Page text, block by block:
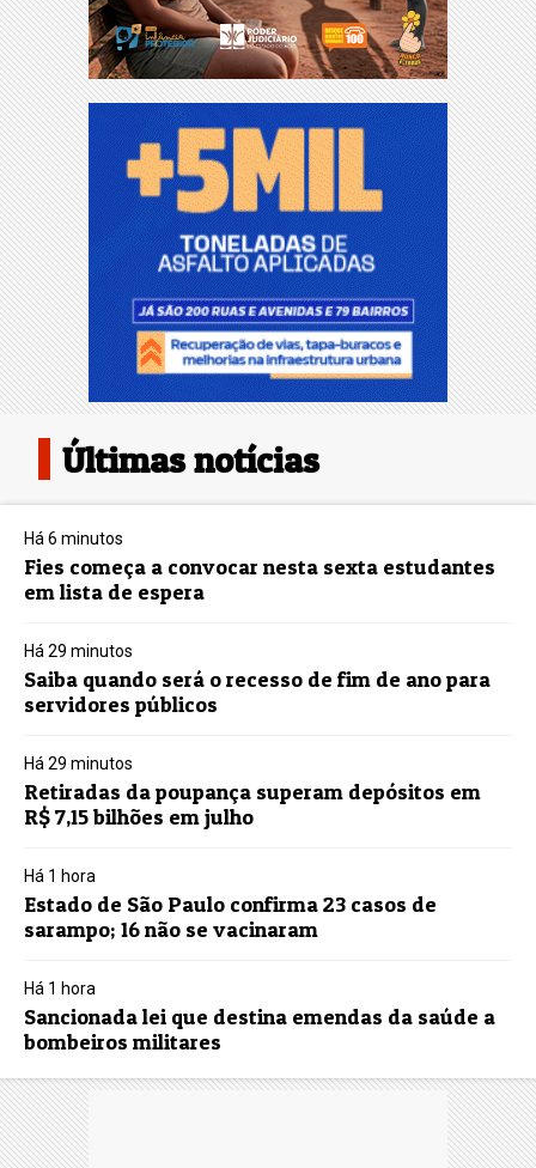
Últimas notícias
Há 6 minutos
Fies começa a convocar nesta sexta estudantes
em lista de espera
Há 29 minutos
Saiba quando será o recesso de fim de ano para
servidores públicos
Há 29 minutos
Retiradas da poupança superam depósitos em
R$ 7,15 bilhões em julho
Há 1 hora
Estado de São Paulo confirma 23 casos de
sarampo; 16 não se vacinaram
Há 1 hora
Sancionada lei que destina emendas da saúde a
bombeiros militares